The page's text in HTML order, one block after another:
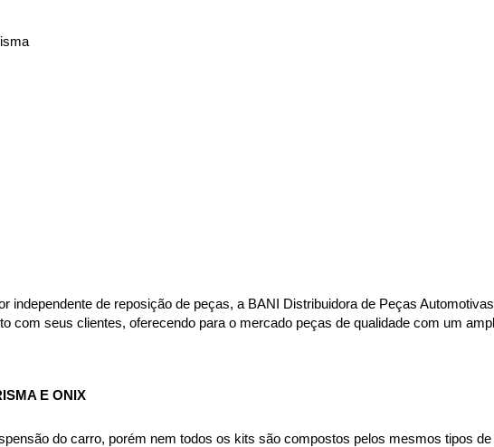
independente de reposição de peças, a BANI Distribuidora de Peças
com seus clientes, oferecendo para o mercado peças de qualidade com um
E ONIX
do carro, porém nem todos os kits são compostos pelos mesmos tipos